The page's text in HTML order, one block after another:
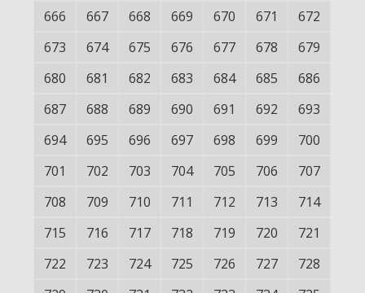
666
667 668 669 670 671
672
673
674 675 676 677 678
679
680
681 682 683 684 685
686
687
688 689 690 691 692
693
694
695 696 697 698 699
700
701
702 703 704 705 706
707
708
709 710 711 712 713
714
715
716 717 718 719 720
721
722
723 724 725 726 727
728